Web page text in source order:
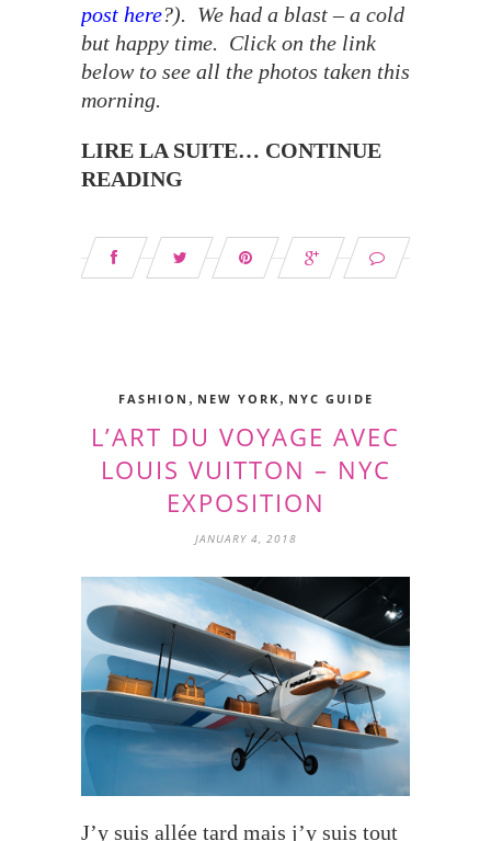
post here?). We had a blast – a cold
but happy time. Click on the link
below to see all the photos taken this
morning.
LIRE LA SUITE… CONTINUE
READING
FASHION , NEW YORK , NYC GUIDE
L’ART DU VOYAGE AVEC
LOUIS VUITTON – NYC
EXPOSITION
JANUARY 4, 2018
J’y suis allée tard mais j’y suis tout